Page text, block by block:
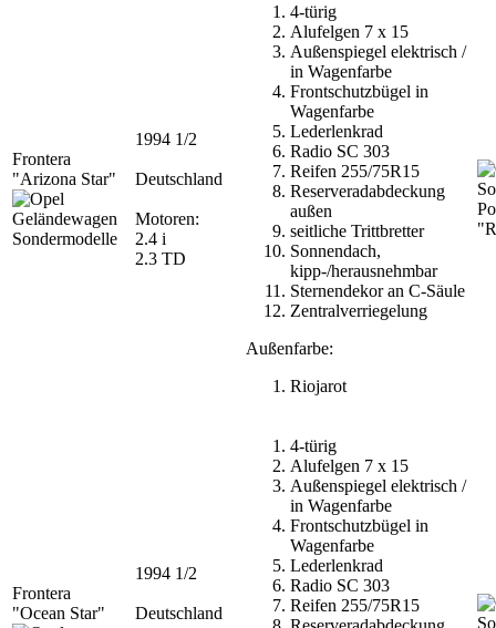
Frontera
"Arizona Star"
1994 1/2
Deutschland
Motoren:
2.4 i
2.3 TD
4-türig
Alufelgen 7 x 15
Außenspiegel elektrisch /
in Wagenfarbe
Frontschutzbügel in
Wagenfarbe
Lederlenkrad
Radio SC 303
Reifen 255/75R15
Reserveradabdeckung
außen
seitliche Trittbretter
Sonnendach,
kipp-/herausnehmbar
Sternendekor an C-Säule
Zentralverriegelung
Außenfarbe:
Riojarot
Frontera
"Ocean Star"
1994 1/2
Deutschland
4-türig
Alufelgen 7 x 15
Außenspiegel elektrisch /
in Wagenfarbe
Frontschutzbügel in
Wagenfarbe
Lederlenkrad
Radio SC 303
Reifen 255/75R15